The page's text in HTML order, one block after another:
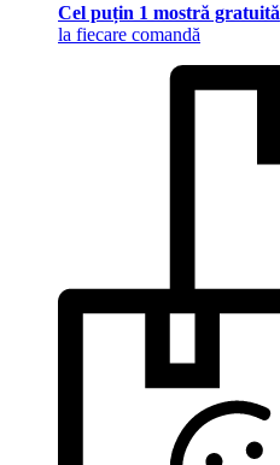
Cel puțin 1 mostră gratuită
la fiecare comandă